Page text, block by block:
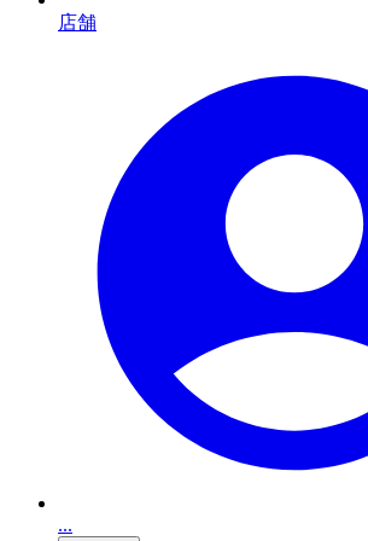
店舗
...